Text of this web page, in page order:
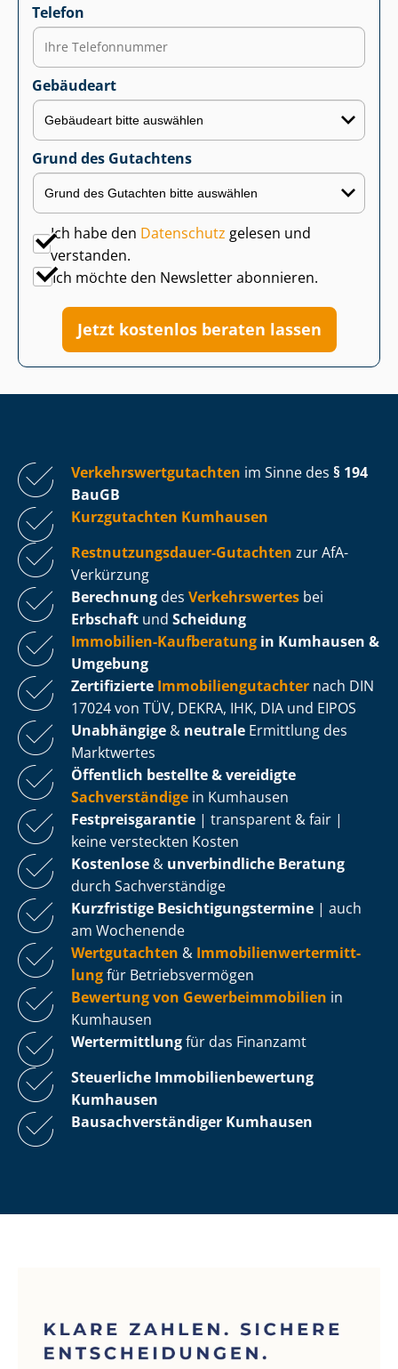
Telefon
Gebäudeart
Grund des Gutachtens
Ich habe den Datenschutz gelesen und
verstanden.
Ich möchte den Newsletter abonnieren.
Jetzt kostenlos beraten lassen
Ver­kehrs­wert­gut­ach­ten im Sinne des § 194
BauGB
Kurzgutachten Kumhausen
Rest­nut­zungs­dau­er-Gutachten zur AfA-
Verkürzung
Berechnung des Verkehrswertes bei
Erbschaft und Scheidung
Immobilien-Kaufberatung in Kumhausen &
Umgebung
Zertifizierte Im­mo­bi­li­en­gut­ach­ter nach DIN
17024 von TÜV, DEKRA, IHK, DIA und EIPOS
Unabhängige & neutrale Ermittlung des
Marktwertes
Öffentlich bestellte & vereidigte
Sachverständige in Kumhausen
Fest­preis­ga­ran­tie | transparent & fair |
keine versteckten Kosten
Kostenlose & unverbindliche Beratung
durch Sachverständige
Kurzfristige Be­sich­ti­gungs­ter­mi­ne | auch
am Wochenende
Wertgutachten & Im­mo­bi­li­en­wert­ermitt­
lungfür Be­triebs­ver­mö­gen
Bewertung von Ge­wer­be­im­mo­bi­li­en in
Kumhausen
Wertermittlungfür das Finanzamt
Steuerliche Im­mo­bi­li­en­be­wer­tung
Kumhausen
Bau­sach­ver­stän­di­ger Kumhausen